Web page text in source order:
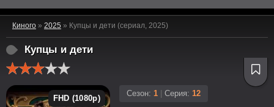
Киного » 2025 » Купцы и дети (сериал, 2025)
Купцы и дети
FHD (1080p)
Сезон: 1 Серия: 12